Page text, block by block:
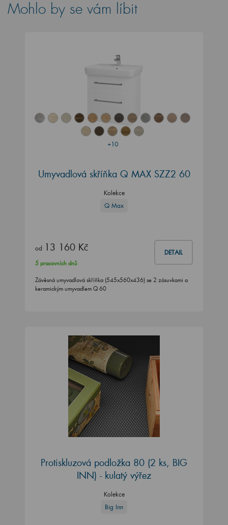
Mohlo by se vám líbit
+10
Umyvadlová skříňka Q MAX SZZ2 60
Kolekce
Q Max
od 13 160 Kč DETAIL
5 pracovních dnů
Závěsná umyvadlová skříňka (545x560x436) se 2 zásuvkami a
keramickým umyvadlem Q 60
Protiskluzová podložka 80 (2 ks, BIG
INN) - kulatý výřez
Kolekce
Big Inn